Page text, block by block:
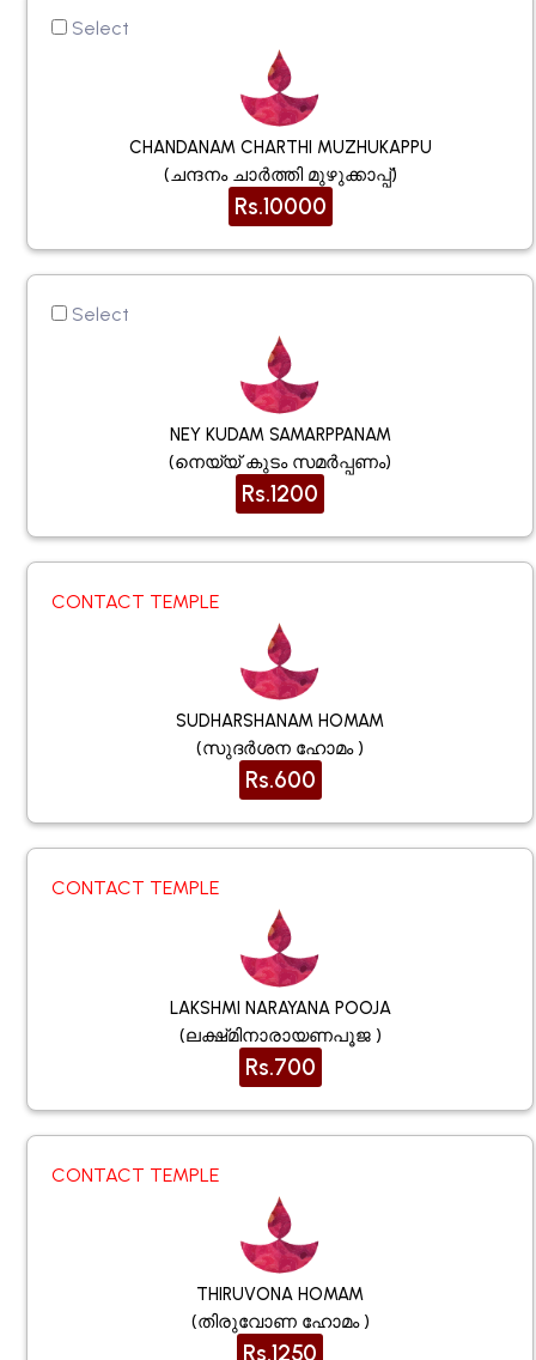
Select
CHANDANAM CHARTHI MUZHUKAPPU
(ചന്ദനം ചാർത്തി മുഴുക്കാപ്പ്)
Rs.10000
Select
NEY KUDAM SAMARPPANAM
(നെയ്യ് കുടം സമർപ്പണം)
Rs.1200
CONTACT TEMPLE
SUDHARSHANAM HOMAM
(സുദർശന ഹോമം )
Rs.600
CONTACT TEMPLE
LAKSHMI NARAYANA POOJA
(ലക്ഷ്‌മിനാരായണപൂജ )
Rs.700
CONTACT TEMPLE
THIRUVONA HOMAM
(തിരുവോണ ഹോമം )
Rs.1250